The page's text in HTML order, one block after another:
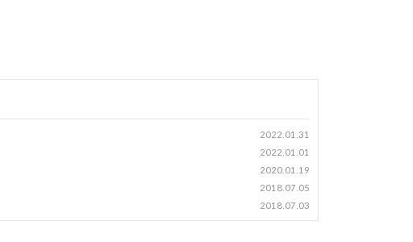
2022.01.31
2022.01.01
2020.01.19
2018.07.05
2018.07.03